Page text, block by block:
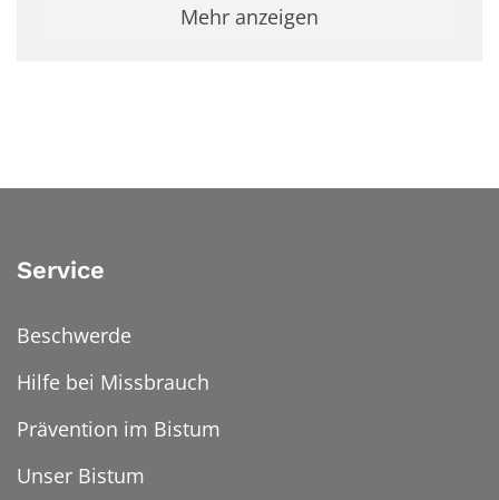
Mehr anzeigen
Service
Beschwerde
Hilfe bei Missbrauch
Prävention im Bistum
Unser Bistum